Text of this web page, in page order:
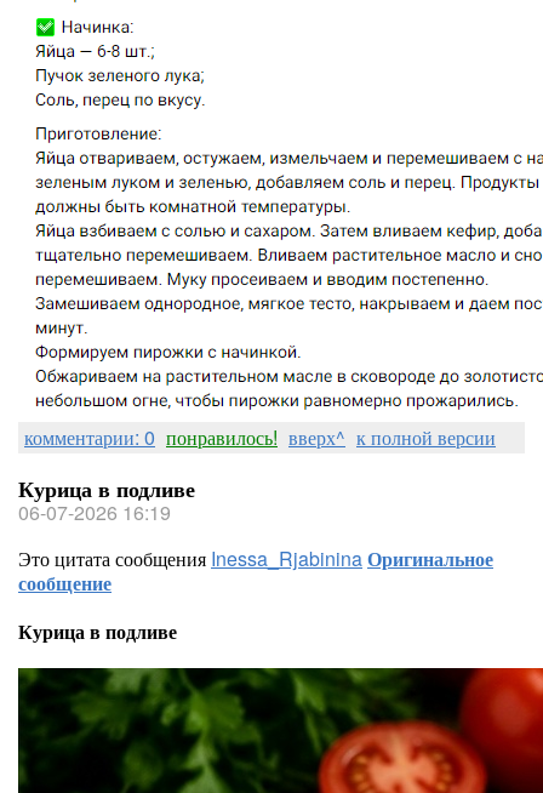
комментарии: 0 понравилось! вверх^ к полной версии
Курица в подливе
06-07-2026 16:19
Это цитата сообщения Inessa_RjabininaОригинальное
сообщение
Курица в подливе